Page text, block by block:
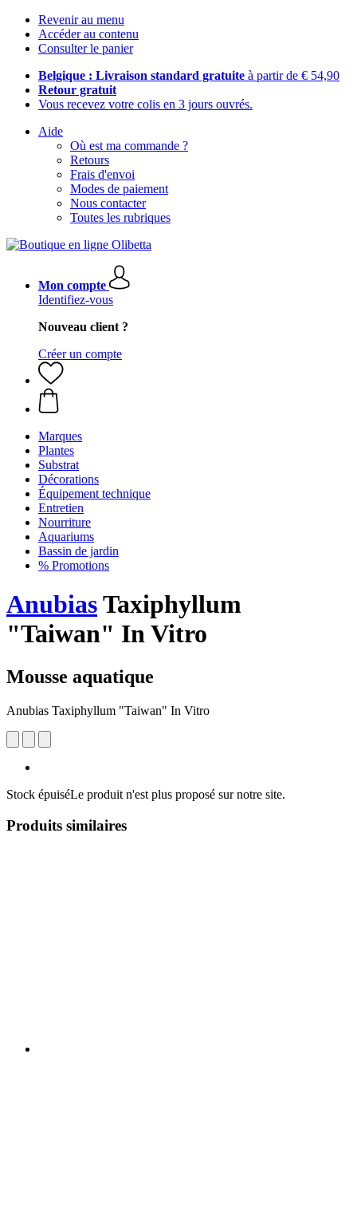
Revenir au menu
Accéder au contenu
Consulter le panier
Belgique : Livraison standard gratuite à partir de € 54,90
Retour gratuit
Vous recevez votre colis en 3 jours ouvrés.
Aide
Où est ma commande ?
Retours
Frais d'envoi
Modes de paiement
Nous contacter
Toutes les rubriques
Mon compte
Identifiez-vous
Nouveau client ?
Créer un compte
Marques
Plantes
Substrat
Décorations
Équipement technique
Entretien
Nourriture
Aquariums
Bassin de jardin
% Promotions
AnubiasTaxiphyllum
"Taiwan" In Vitro
Mousse aquatique
Anubias Taxiphyllum "Taiwan" In Vitro
Stock épuiséLe produit n'est plus proposé sur notre site.
Produits similaires